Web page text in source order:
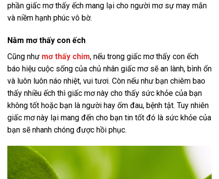
phần giấc mơ thấy ếch mang lại cho người mơ sự may mắn
và niềm hạnh phúc vô bờ.
Nằm mơ thấy con ếch
Cũng như mơ thấy chim, nếu trong giấc mơ thấy con ếch
báo hiệu cuộc sống của chủ nhân giấc mơ sẽ an lành, bình ổn
và luôn luôn náo nhiệt, vui tươi. Còn nếu như bạn chiêm bao
thấy nhiều ếch thì giấc mơ này cho thấy sức khỏe của bạn
không tốt hoặc bạn là người hay ốm đau, bệnh tật. Tuy nhiên
giấc mơ này lại mang đến cho bạn tin tốt đó là sức khỏe của
bạn sẽ nhanh chóng được hồi phục.